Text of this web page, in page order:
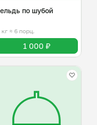
по шубой
кг ≈ 6 порц.
1 000 ₽